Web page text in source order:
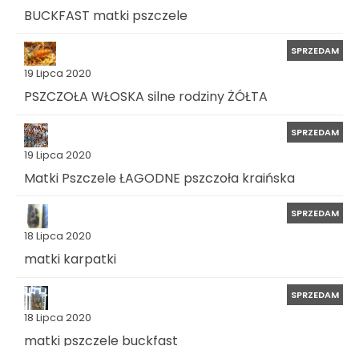
BUCKFAST matki pszczele
19 Lipca 2020
SPRZEDAM
PSZCZOŁA WŁOSKA silne rodziny ŻÓŁTA
19 Lipca 2020
SPRZEDAM
Matki Pszczele ŁAGODNE pszczoła kraińska
18 Lipca 2020
SPRZEDAM
matki karpatki
18 Lipca 2020
SPRZEDAM
matki pszczele buckfast